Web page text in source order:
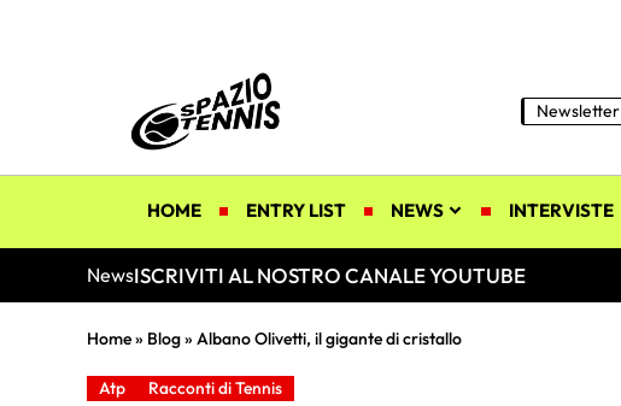
Newsletter
HOME ENTRY LIST NEWS INTERVISTE
NewsISCRIVITI AL NOSTRO CANALE YOUTUBE
Home» Blog» Albano Olivetti, il gigante di cristallo
Atp Racconti di Tennis